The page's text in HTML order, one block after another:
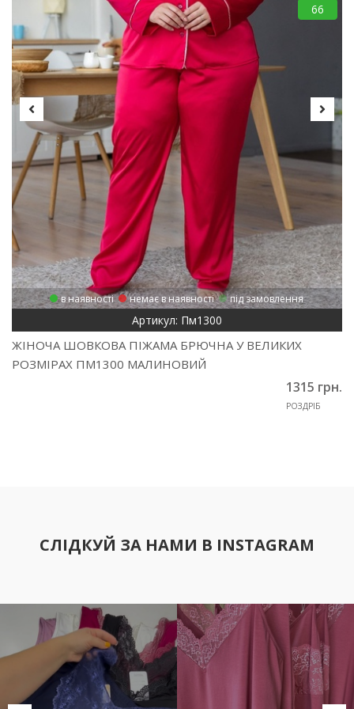
66
в наявності немає в наявності під замовлення
Артикул: Пм1300
ЖІНОЧА ШОВКОВА ПІЖАМА БРЮЧНА У ВЕЛИКИХ
РОЗМІРАХ ПМ1300 МАЛИНОВИЙ
1315 грн.
РОЗДРІБ
СЛІДКУЙ ЗА НАМИ В INSTAGRAM